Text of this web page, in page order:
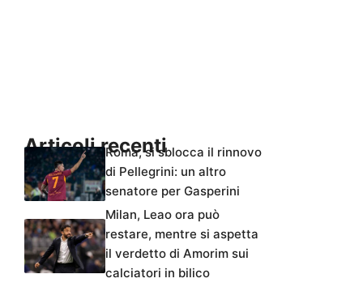
Articoli recentiRoma, si sblocca il rinnovo
di Pellegrini: un altro
senatore per Gasperini
Milan, Leao ora può
restare, mentre si aspetta
il verdetto di Amorim sui
calciatori in bilico